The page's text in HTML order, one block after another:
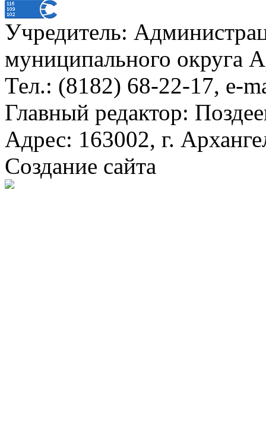
Учредитель:
муниципального округа
Тел.: (8182) 68-22-17, e-
Главный редактор:
Адрес: 163002, г.
Создание сайта